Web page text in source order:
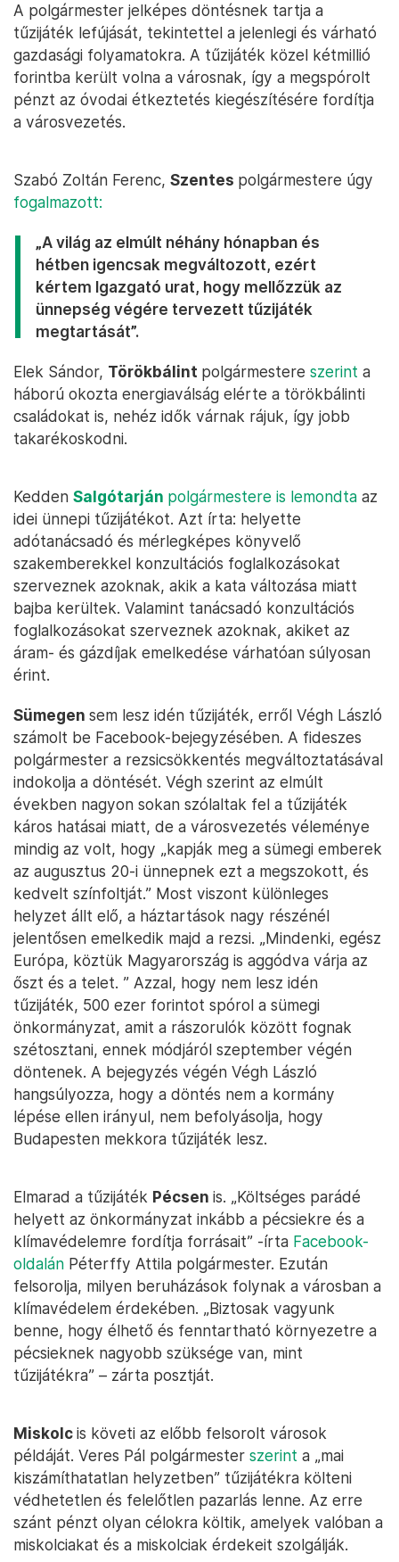
A polgármester jelképes döntésnek tartja a
tűzijáték lefújását, tekintettel a jelenlegi és várható
gazdasági folyamatokra. A tűzijáték közel kétmillió
forintba került volna a városnak, így a megspórolt
pénzt az óvodai étkeztetés kiegészítésére fordítja
a városvezetés.
Szabó Zoltán Ferenc, Szentes polgármestere úgy
fogalmazott:
„A világ az elmúlt néhány hónapban és
hétben igencsak megváltozott, ezért
kértem Igazgató urat, hogy mellőzzük az
ünnepség végére tervezett tűzijáték
megtartását”.
Elek Sándor, Törökbálint polgármestere szerint a
háború okozta energiaválság elérte a törökbálinti
családokat is, nehéz idők várnak rájuk, így jobb
takarékoskodni.
Kedden Salgótarján polgármestere is lemondta az
idei ünnepi tűzijátékot. Azt írta: helyette
adótanácsadó és mérlegképes könyvelő
szakemberekkel konzultációs foglalkozásokat
szerveznek azoknak, akik a kata változása miatt
bajba kerültek. Valamint tanácsadó konzultációs
foglalkozásokat szerveznek azoknak, akiket az
áram- és gázdíjak emelkedése várhatóan súlyosan
érint.
Sümegen sem lesz idén tűzijáték, erről Végh László
számolt be Facebook-bejegyzésében. A fideszes
polgármester a rezsicsökkentés megváltoztatásával
indokolja a döntését. Végh szerint az elmúlt
években nagyon sokan szólaltak fel a tűzijáték
káros hatásai miatt, de a városvezetés véleménye
mindig az volt, hogy „kapják meg a sümegi emberek
az augusztus 20-i ünnepnek ezt a megszokott, és
kedvelt színfoltját.” Most viszont különleges
helyzet állt elő, a háztartások nagy részénél
jelentősen emelkedik majd a rezsi. „Mindenki, egész
Európa, köztük Magyarország is aggódva várja az
őszt és a telet. ” Azzal, hogy nem lesz idén
tűzijáték, 500 ezer forintot spórol a sümegi
önkormányzat, amit a rászorulók között fognak
szétosztani, ennek módjáról szeptember végén
döntenek. A bejegyzés végén Végh László
hangsúlyozza, hogy a döntés nem a kormány
lépése ellen irányul, nem befolyásolja, hogy
Budapesten mekkora tűzijáték lesz.
Elmarad a tűzijáték Pécsen is. „Költséges parádé
helyett az önkormányzat inkább a pécsiekre és a
klímavédelemre fordítja forrásait” -írta Facebook-
oldalán Péterffy Attila polgármester. Ezután
felsorolja, milyen beruházások folynak a városban a
klímavédelem érdekében. „Biztosak vagyunk
benne, hogy élhető és fenntartható környezetre a
pécsieknek nagyobb szüksége van, mint
tűzijátékra” – zárta posztját.
Miskolcis követi az előbb felsorolt városok
példáját. Veres Pál polgármester szerint a „mai
kiszámíthatatlan helyzetben” tűzijátékra költeni
védhetetlen és felelőtlen pazarlás lenne. Az erre
szánt pénzt olyan célokra költik, amelyek valóban a
miskolciakat és a miskolciak érdekeit szolgálják.